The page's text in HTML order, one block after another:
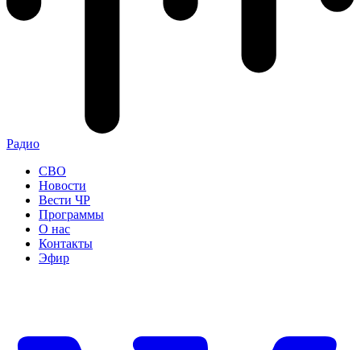
Радио
СВО
Новости
Вести ЧР
Программы
О нас
Контакты
Эфир